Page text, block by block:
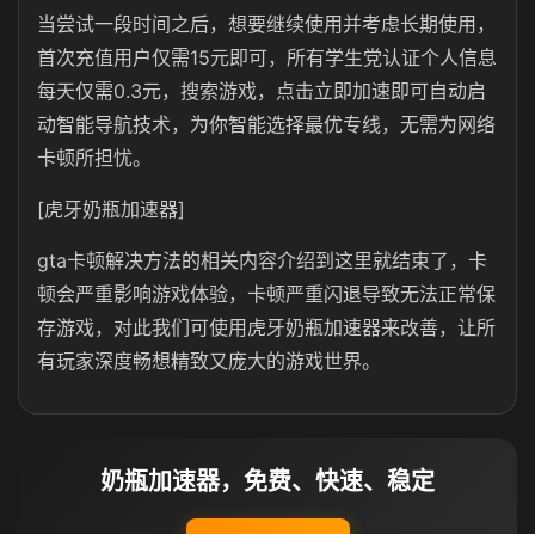
当尝试一段时间之后，想要继续使用并考虑长期使用，
首次充值用户仅需15元即可，所有学生党认证个人信息
每天仅需0.3元，搜索游戏，点击立即加速即可自动启
动智能导航技术，为你智能选择最优专线，无需为网络
卡顿所担忧。
[虎牙奶瓶加速器]
gta卡顿解决方法的相关内容介绍到这里就结束了，卡
顿会严重影响游戏体验，卡顿严重闪退导致无法正常保
存游戏，对此我们可使用虎牙奶瓶加速器来改善，让所
有玩家深度畅想精致又庞大的游戏世界。
奶瓶加速器，免费、快速、稳定